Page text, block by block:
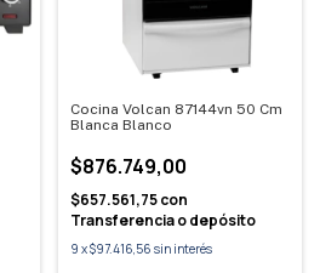
Cocina Volcan 87144vn 50 Cm
Blanca Blanco
$876.749,00
$657.561,75con
Transferencia o depósito
9 x$97.416,56 sin interés